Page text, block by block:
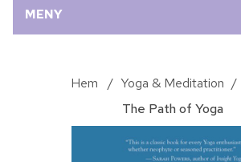
MENY
Hem / Yoga & Meditation /
The Path of Yoga